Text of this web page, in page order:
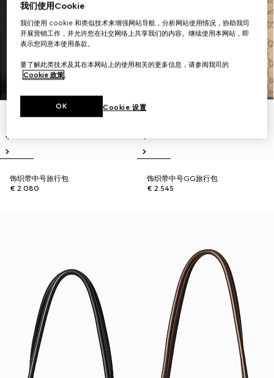
饰织带中号旅行包
€ 2.080
饰织带中号GG旅行包
€ 2.545
我们使用Cookie
我们使用 cookie 和类似技术来增强网站导航，分析网站使用情况，协助我司
开展营销工作，并允许您在社交网络上共享我们的内容。继续使用本网站，即
表示您同意本使用条款。
要了解此类技术及其在本网站上的使用相关的更多信息，请参阅我司的
Cookie 政策。
Cookie 设置
OK